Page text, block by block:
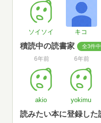
ソイソイ キコ
積読中の読書家 全3件
6年前
akio
6年前
yokimu
読みたい本に登録した